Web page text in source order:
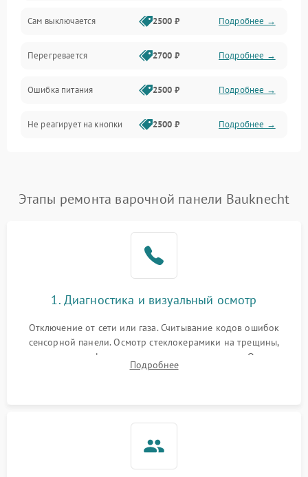
Сам выключается 2500 ₽ Подробнее →
Перегревается 2700 ₽ Подробнее →
Ошибка питания 2500 ₽ Подробнее →
Не реагирует на кнопки 2500 ₽ Подробнее →
Этапы ремонта варочной панели Bauknecht
1. Диагностика и визуальный осмотр
Отключение от сети или газа. Считывание кодов ошибок
сенсорной панели. Осмотр стеклокерамики на трещины,
проверка конфорок на равномерность нагрева. Опрос
клиента о симптомах (не включается, не видит посуду,
Подробнее